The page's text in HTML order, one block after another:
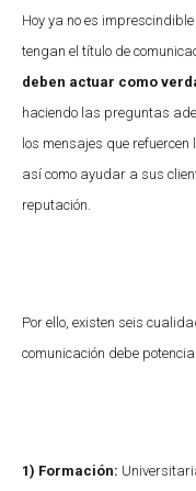
Hoy ya no es
tengan el título de
deben actuar como
haciendo las preguntas
los mensajes que
así como ayudar a sus
reputación.
Por ello, existen seis
comunicación debe
1) Formación: